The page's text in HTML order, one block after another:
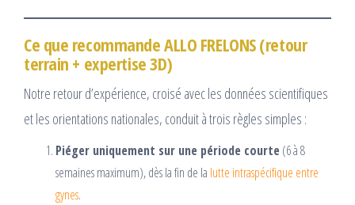
Ce que recommande ALLO FRELONS (retour
terrain + expertise 3D)
Notre retour d’expérience, croisé avec les données scientifiques
et les orientations nationales, conduit à trois règles simples :
Piéger uniquement sur une période courte (6 à 8
semaines maximum), dès la fin de la lutte intraspécifique entre
gynes.